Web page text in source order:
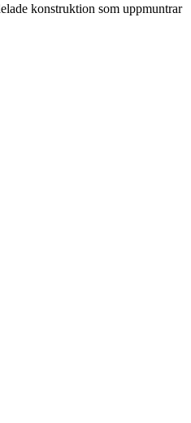
konstruktion som uppmuntrar